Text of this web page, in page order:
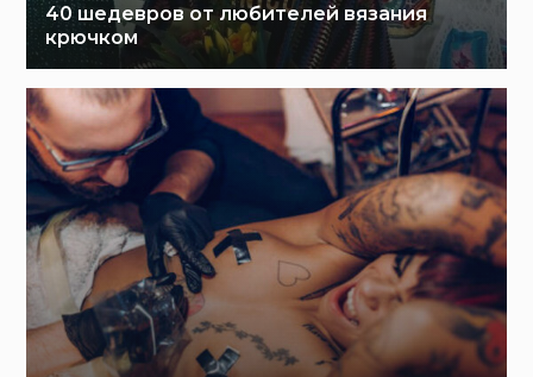
40 шедевров от любителей вязания
крючком